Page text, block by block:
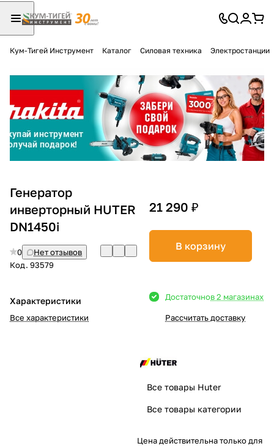
Кум-Тигей Инструмент Каталог Силовая техника Электростанции
Генератор
инверторный HUTER
DN1450i
0
Нет отзывов
Код. 93579
Характеристики
Все характеристики
21 290 ₽
В корзину
Достаточнов 2 магазинах
Рассчитать доставку
Все товары Huter
Все товары категории
Цена действительна только для
Разбейте
оплатуна части
без переплат
График платежей
Сегодня
в корзину
% картой любого банка